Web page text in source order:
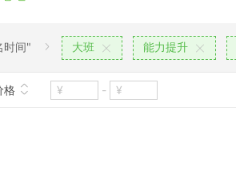
时间" 大班 能力提升
格 -